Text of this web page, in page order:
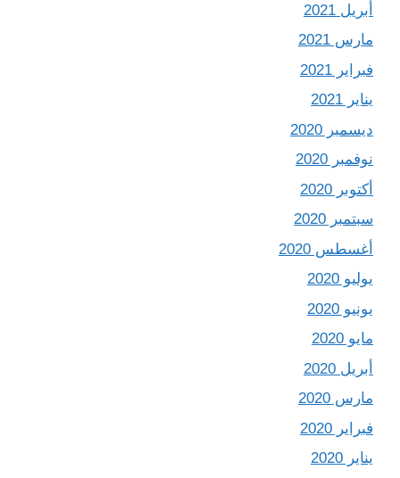
أبريل 2021
مارس 2021
فبراير 2021
يناير 2021
ديسمبر 2020
نوفمبر 2020
أكتوبر 2020
سبتمبر 2020
أغسطس 2020
يوليو 2020
يونيو 2020
مايو 2020
أبريل 2020
مارس 2020
فبراير 2020
يناير 2020